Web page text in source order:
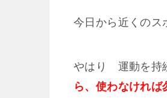
今日から近くのス
やはり 運動を持
ら、使わなければ